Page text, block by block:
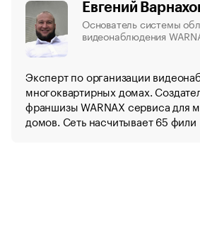
Евгений
Основатель системы
видеонаблюдения
Эксперт по организации
многоквартирных домах.
франшизы WARNAX сервиса для
домов. Сеть насчитывает 65 фили